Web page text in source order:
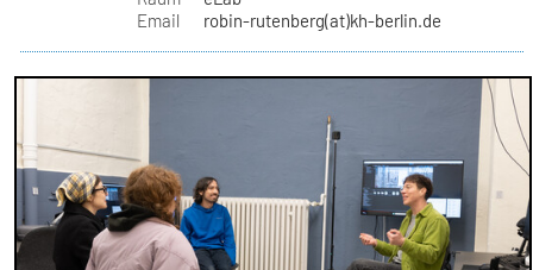
Email
robin-rutenberg(at)kh-berlin.de